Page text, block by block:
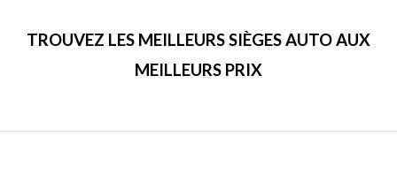
TROUVEZ LES MEILLEURS SIÈGES AUTO AUX
MEILLEURS PRIX